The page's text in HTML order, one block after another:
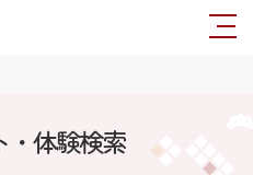
・体験検索